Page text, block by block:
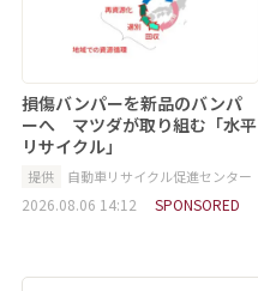
損傷バンパーを新品のバンパ
ーへ マツダが取り組む「水平
リサイクル」
提供 自動車リサイクル促進センター
2026.08.06 14:12 SPONSORED